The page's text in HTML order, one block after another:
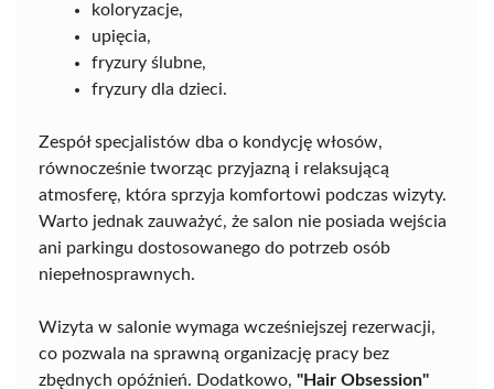
koloryzacje,
upięcia,
fryzury ślubne,
fryzury dla dzieci.
Zespół specjalistów dba o kondycję włosów,
równocześnie tworząc przyjazną i relaksującą
atmosferę, która sprzyja komfortowi podczas wizyty.
Warto jednak zauważyć, że salon nie posiada wejścia
ani parkingu dostosowanego do potrzeb osób
niepełnosprawnych.
Wizyta w salonie wymaga wcześniejszej rezerwacji,
co pozwala na sprawną organizację pracy bez
zbędnych opóźnień. Dodatkowo, "Hair Obsession"